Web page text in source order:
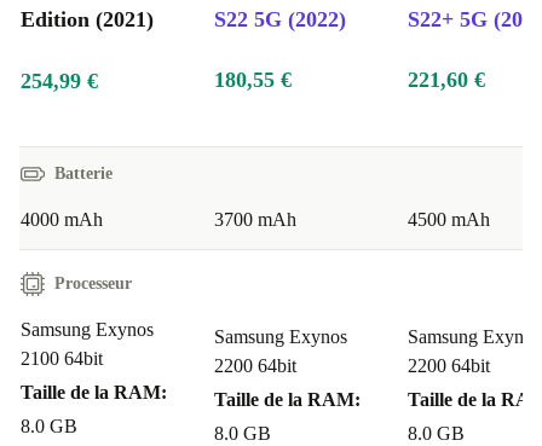
Edition (2021)
S22 5G (2022)
S22+ 5G
254,99 € 180,55 € 221,60 €
Batterie
4000 mAh 3700 mAh 4500 mAh
Processeur
Samsung Exynos
2100 64bit
Taille de la RAM:
8.0 GB
Samsung Exynos
2200 64bit
Taille de la RAM:
8.0 GB
Samsung Exynos
2200 64bit
Taille de la
8.0 GB